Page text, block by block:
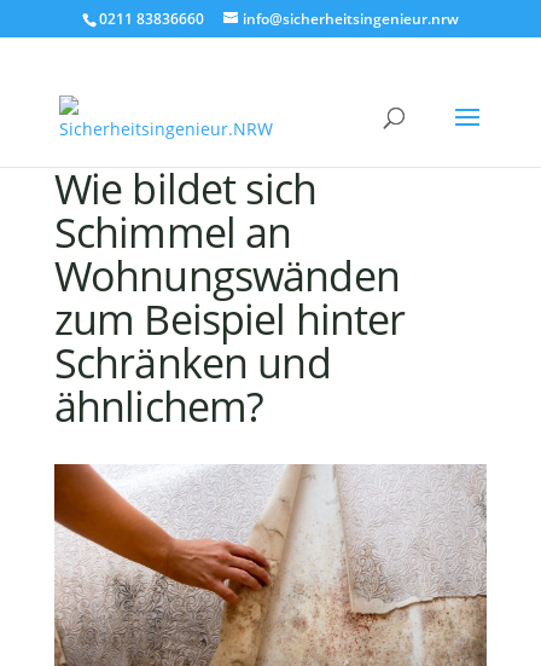
0211 83836660 info@sicherheitsingenieur.nrw
Wie bildet sich
Schimmel an
Wohnungswänden
zum Beispiel hinter
Schränken und
ähnlichem?